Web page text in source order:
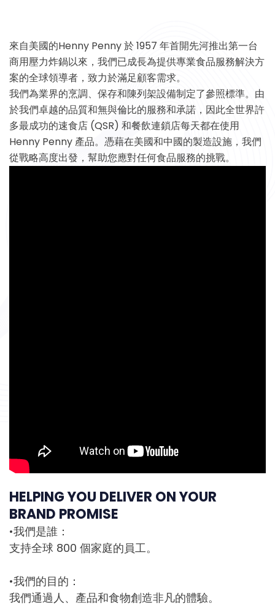
來自美國的Henny Penny 於 1957 年首開先河推出第一台
商用壓力炸鍋以來，我們已成長為提供專業食品服務解決方
案的全球領導者，致力於滿足顧客需求。
我們為業界的烹調、保存和陳列架設備制定了參照標準。由
於我們卓越的品質和無與倫比的服務和承諾，因此全世界許
多最成功的速食店 (QSR) 和餐飲連鎖店每天都在使用
Henny Penny 產品。憑藉在美國和中國的製造設施，我們
從戰略高度出發，幫助您應對任何食品服務的挑戰。
HELPING YOU DELIVER ON YOUR
BRAND PROMISE
•我們是誰：
支持全球 800 個家庭的員工。
•我們的目的：
我們通過人、產品和食物創造非凡的體驗。